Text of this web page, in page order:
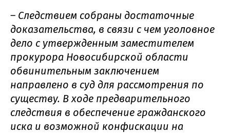
– Следствием собраны достаточные
доказательства, в связи с чем уголовное
дело с утвержденным заместителем
прокурора Новосибирской области
обвинительным заключением
направлено в суд для рассмотрения по
существу. В ходе предварительного
следствия в обеспечение гражданского
иска и возможной конфискации на